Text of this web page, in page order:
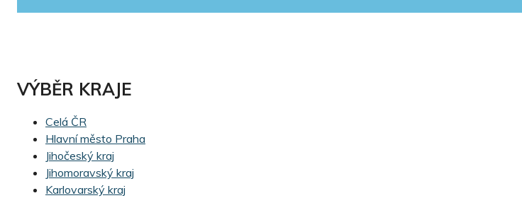
VÝBĚR KRAJE
Celá ČR
Hlavní město Praha
Jihočeský kraj
Jihomoravský kraj
Karlovarský kraj